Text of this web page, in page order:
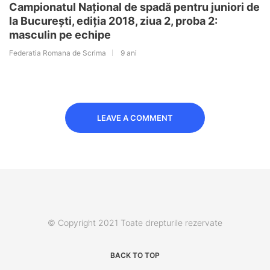
Campionatul Național de spadă pentru juniori de
la București, ediția 2018, ziua 2, proba 2:
masculin pe echipe
Federatia Romana de Scrima 9 ani
LEAVE A COMMENT
© Copyright 2021 Toate drepturile rezervate
BACK TO TOP